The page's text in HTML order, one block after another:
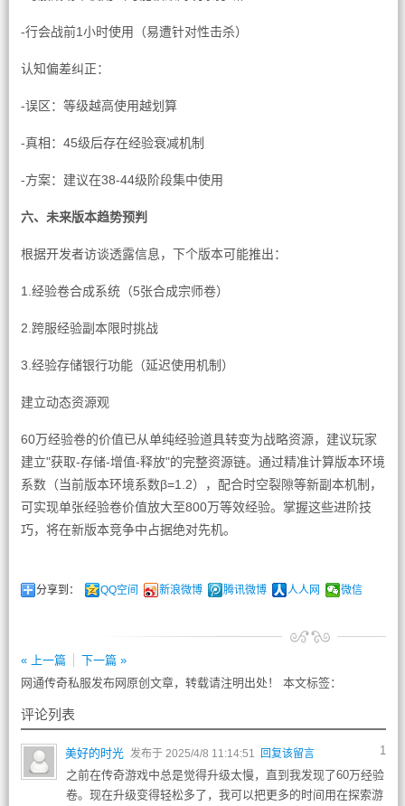
-行会战前1小时使用（易遭针对性击杀）
认知偏差纠正：
-误区：等级越高使用越划算
-真相：45级后存在经验衰减机制
-方案：建议在38-44级阶段集中使用
六、未来版本趋势预判
根据开发者访谈透露信息，下个版本可能推出：
1.经验卷合成系统（5张合成宗师卷）
2.跨服经验副本限时挑战
3.经验存储银行功能（延迟使用机制）
建立动态资源观
60万经验卷的价值已从单纯经验道具转变为战略资源，建议玩家
建立"获取-存储-增值-释放"的完整资源链。通过精准计算版本环境
系数（当前版本环境系数β=1.2），配合时空裂隙等新副本机制，
可实现单张经验卷价值放大至800万等效经验。掌握这些进阶技
巧，将在新版本竞争中占据绝对先机。
分享到： QQ空间 新浪微博 腾讯微博 人人网 微信
« 上一篇
下一篇 »
网通传奇私服发布网原创文章，转载请注明出处！ 本文标签：
评论列表
1
美好的时光 发布于 2025/4/8 11:14:51 回复该留言
之前在传奇游戏中总是觉得升级太慢，直到我发现了60万经验
卷。现在升级变得轻松多了，我可以把更多的时间用在探索游